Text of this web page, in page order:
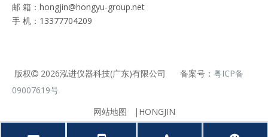
邮 箱： hongjin@hongyu-group.net
手 机：13377704209
版权 2026泓进仪器科技(广东)有限公司 备案号： 粤ICP备
09007619号
网站地图 |HONGJIN